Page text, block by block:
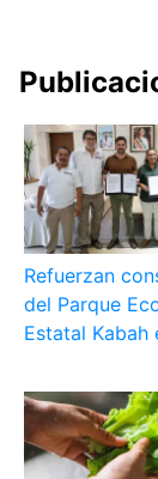
Refuerzan
del Parque
Estatal Kabah